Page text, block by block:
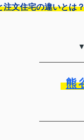
注文住宅の違いとは
熊